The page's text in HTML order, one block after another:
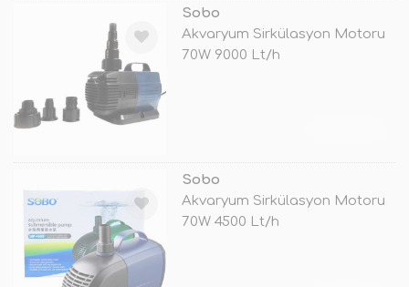
Sobo
Akvaryum Sirkülasyon Motoru
70W 9000 Lt/h
Sobo
Akvaryum Sirkülasyon Motoru
70W 4500 Lt/h